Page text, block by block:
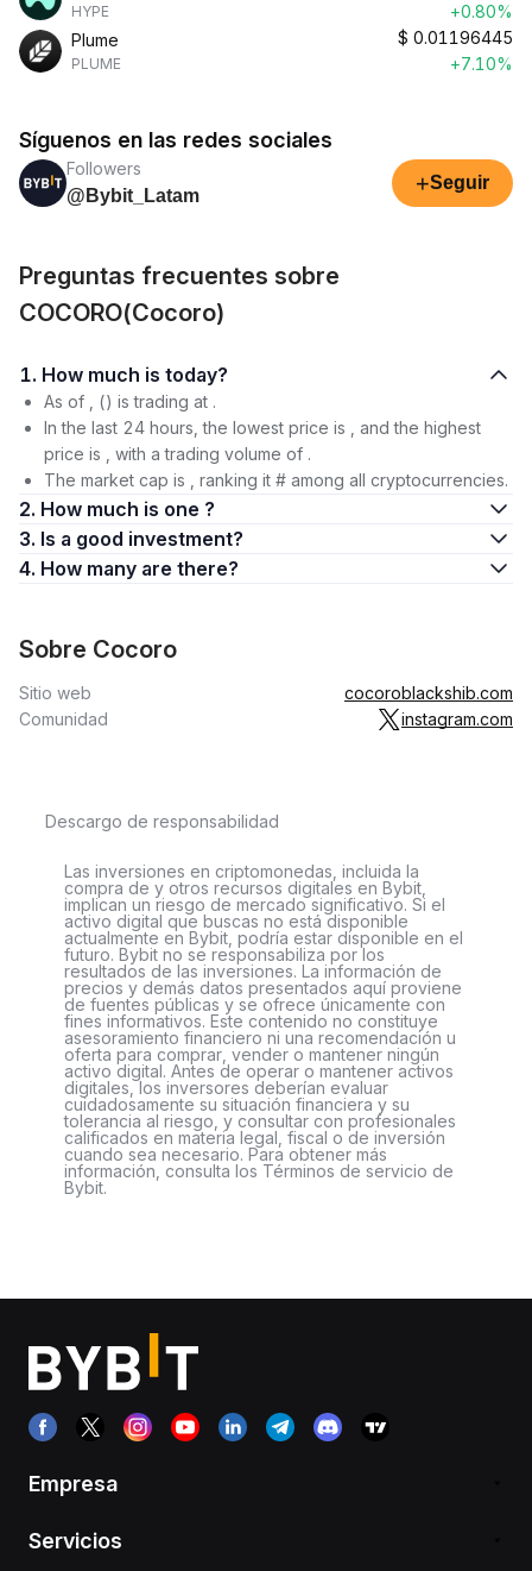
HYPE
+0.80%
Plume
PLUME
$ 0.01196445
+7.10%
Síguenos en las redes sociales
Followers
@Bybit_Latam
+Seguir
Preguntas frecuentes sobre
COCORO(Cocoro)
1. How much is today?
As of , () is trading at .
In the last 24 hours, the lowest price is , and the highest
price is , with a trading volume of .
The market cap is , ranking it # among all cryptocurrencies.
2. How much is one ?
3. Is a good investment?
4. How many are there?
Sobre Cocoro
Sitio web
cocoroblackshib.com
Comunidad
instagram.com
Descargo de responsabilidad
Las inversiones en criptomonedas, incluida la
compra de y otros recursos digitales en Bybit,
implican un riesgo de mercado significativo. Si el
activo digital que buscas no está disponible
actualmente en Bybit, podría estar disponible en el
futuro. Bybit no se responsabiliza por los
resultados de las inversiones. La información de
precios y demás datos presentados aquí proviene
de fuentes públicas y se ofrece únicamente con
fines informativos. Este contenido no constituye
asesoramiento financiero ni una recomendación u
oferta para comprar, vender o mantener ningún
activo digital. Antes de operar o mantener activos
digitales, los inversores deberían evaluar
cuidadosamente su situación financiera y su
tolerancia al riesgo, y consultar con profesionales
calificados en materia legal, fiscal o de inversión
cuando sea necesario. Para obtener más
información, consulta los Términos de servicio de
Bybit.
Empresa
Servicios